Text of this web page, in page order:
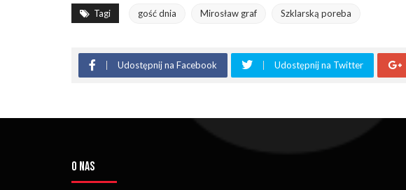
Tagi gość dnia Mirosław graf Szklarską poreba
Udostępnij na Facebook Udostępnij na Twitter
O NAS